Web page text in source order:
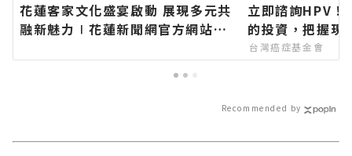
花蓮客家文化盛宴啟動 展現多元共
融新魅力∣花蓮新聞網官方網站各
立即諮詢HPV！
的投資，把握現
台灣癌症基金會
Recommended by